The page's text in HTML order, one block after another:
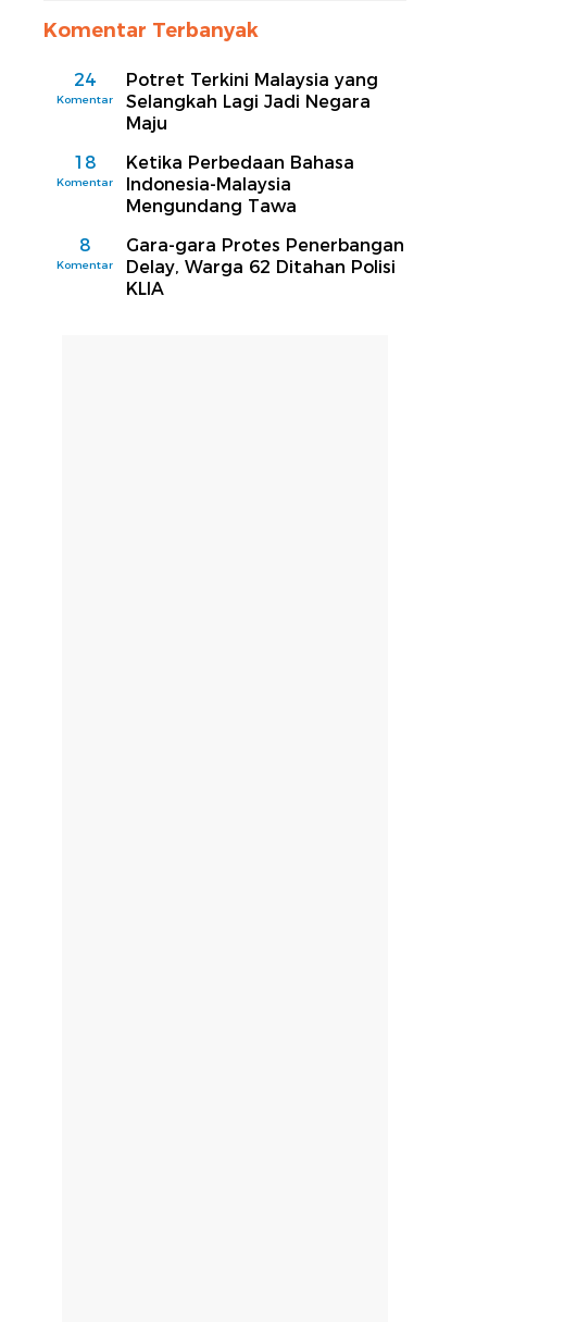
Komentar Terbanyak
24
Komentar
Potret Terkini Malaysia yang
Selangkah Lagi Jadi Negara
Maju
18
Komentar
Ketika Perbedaan Bahasa
Indonesia-Malaysia
Mengundang Tawa
8
Komentar
Gara-gara Protes Penerbangan
Delay, Warga 62 Ditahan Polisi
KLIA